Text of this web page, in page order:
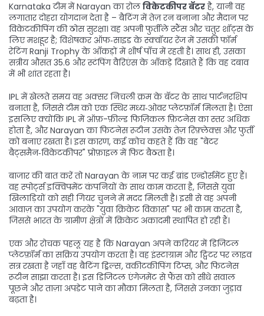
Karnataka टीम में Narayan का रोलविकेटकीपर बॅटरहै, यानी वह
लगातार दोहरा योगदान देता है – बैटिंग में तेज़ रन बनाना और मैदान पर
विकेटकीपिंग की ठोस सुरक्षा। वह अपनी फुर्तीले स्टैंस और चतुर शॉट्स के
लिए मशहूर है; विशेषकर ऑफ‑साइड के स्क्वॉयर रेंज में उसकी फॉर्म
रेटिंग Ranji Trophy के आँकड़ों में शीर्ष पाँच में रहती है। साथ ही, उसका
सत्रीय औसत 35.6 और स्टंपिंग वैरिएंस के आँकड़े दिखाते हैं कि वह दबाव
में भी शांत रहता है।
IPL में खेलते समय वह अक्सर निचली क्रम के बॅटर के साथ पार्टनरशिप
बनाता है, जिससे टीम को एक स्थिर मध्य‑ओवर प्लेटफ़ॉर्म मिलता है। ऐसा
इसलिए क्योंकि IPL में ऑफ़-फ़ील्ड फिज़िकल फ़िटनेसका स्तर अधिक
होता है, और Narayan का फिटनेस रूटीन उसके तेज़ रिफ़्लेक्स और फुर्ती
को बनाए रखता है। इस कारण, कई कोच कहते हैं कि वह "बेटर
बैट्समैन‑विकेटकीपर" प्रोफ़ाइल में फिट बैठता है।
बाजार की बात करें तो Narayan के नाम पर कई ब्रांड एन्डोर्समेंट हुए हैं।
वहस्पोर्ट्स इक्विपमेंटकंपनियों के साथ काम करता है, जिससे युवा
खिलाड़ियों को सही गियर चुनने में मदद मिलती है। इसी से वह अपनी
आवाज़ का उपयोग करके "युवा क्रिकेट विकास" पर भी काम करता है,
जिससे भारत के ग्रामीण क्षेत्रों में क्रिकेट अकादमी स्थापित हो रही हैं।
एक और रोचक पहलू यह है कि Narayan अपने करियर मेंडिजिटल
प्लेटफ़ॉर्मका सक्रिय उपयोग करता है। वह इंस्टाग्राम और ट्विटर पर लाइव
सत्र रखता है जहाँ वह बैटिंग ड्रिल्स, वकीटकीपिंग टिप्स, और फिटनेस
रूटीन साझा करता है। इस डिजिटल एंगेजमेंट से फैंस को सीधे सवाल
पूछने और ताज़ा अपडेट पाने का मौका मिलता है, जिससे उनका जुड़ाव
बढ़ता है।